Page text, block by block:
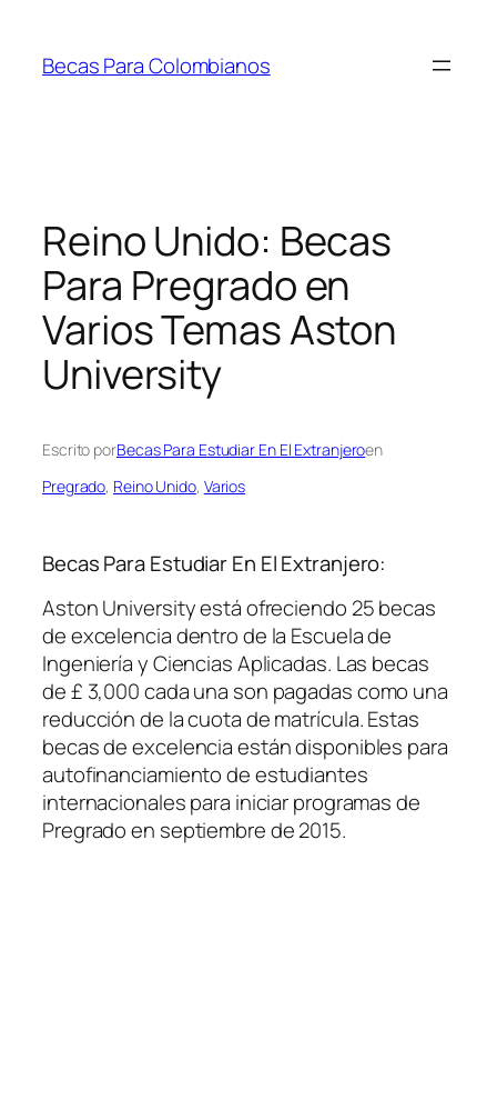
contenido
Becas Para Colombianos
Reino Unido: Becas
Para Pregrado en
Varios Temas Aston
University
Escrito porBecas Para Estudiar En El Extranjeroen
Pregrado, Reino Unido, Varios
Becas Para Estudiar En El Extranjero:
Aston University está ofreciendo 25 becas
de excelencia dentro de la Escuela de
Ingeniería y Ciencias Aplicadas. Las becas
de £ 3,000 cada una son pagadas como una
reducción de la cuota de matrícula. Estas
becas de excelencia están disponibles para
autofinanciamiento de estudiantes
internacionales para iniciar programas de
Pregrado en septiembre de 2015.